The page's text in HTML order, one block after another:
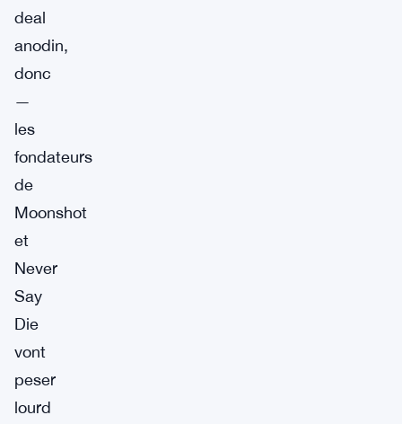
deal
anodin,
donc
—
les
fondateurs
de
Moonshot
et
Never
Say
Die
vont
peser
lourd